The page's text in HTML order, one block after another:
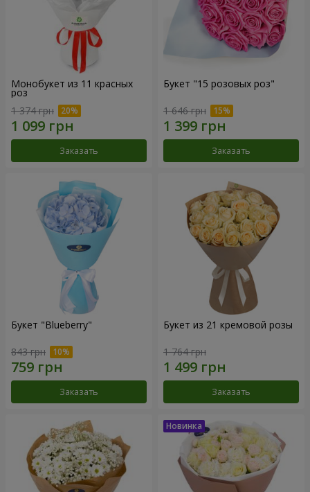
Монобукет из 11 красных
роз
1 374 грн
Заказать
Букет "15 розовых роз"
1 646 грн
Заказать
Букет "Blueberry"
843 грн
Заказать
Букет из 21 кремовой розы
1 764 грн
Заказать